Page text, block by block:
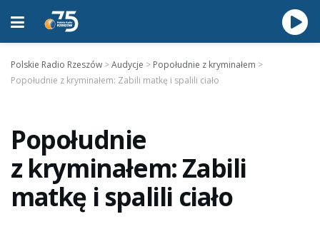
Polskie Radio Rzeszów >Audycje > Popołudnie z kryminałem >
Popołudnie z kryminałem: Zabili matkę i spalili ciało
Popołudnie
z kryminałem: Zabili
matkę i spalili ciało